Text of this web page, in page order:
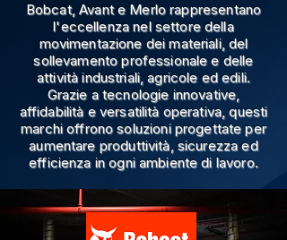
Bobcat, Avant e Merlo rappresentano
l'eccellenza nel settore della
movimentazione dei materiali, del
sollevamento professionale e delle
attività industriali, agricole ed edili.
Grazie a tecnologie innovative,
affidabilità e versatilità operativa, questi
marchi offrono soluzioni progettate per
aumentare produttività, sicurezza ed
efficienza in ogni ambiente di lavoro.